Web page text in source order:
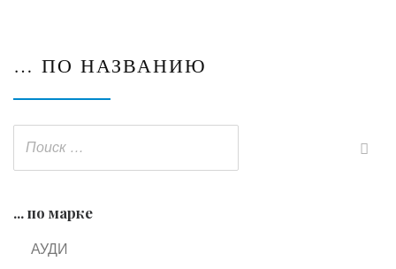
… ПО НАЗВАНИЮ
... по марке
АУДИ